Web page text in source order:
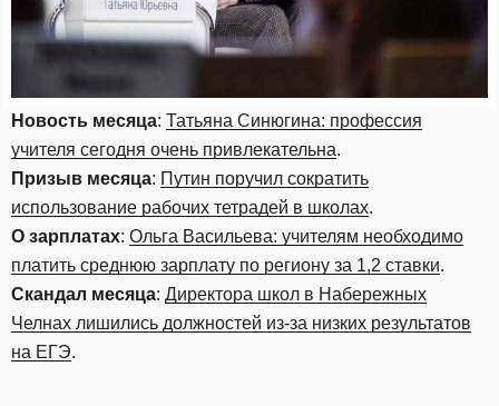
Новость месяца: Татьяна Синюгина: профессия
учителя сегодня очень привлекательна.
Призыв месяца: Путин поручил сократить
использование рабочих тетрадей в школах.
О зарплатах: Ольга Васильева: учителям необходимо
платить среднюю зарплату по региону за 1,2 ставки.
Скандал месяца: Директора школ в Набережных
Челнах лишились должностей из-за низких результатов
на ЕГЭ.